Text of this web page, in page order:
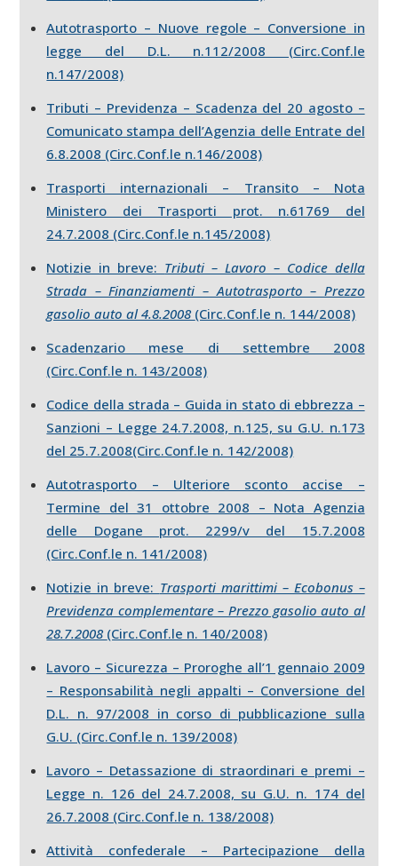
Autotrasporto – Nuove regole – Conversione in
legge del D.L. n.112/2008 (Circ.Conf.le
n.147/2008)
Tributi – Previdenza – Scadenza del 20 agosto –
Comunicato stampa dell’Agenzia delle Entrate del
6.8.2008 (Circ.Conf.le n.146/2008)
Trasporti internazionali – Transito – Nota
Ministero dei Trasporti prot. n.61769 del
24.7.2008 (Circ.Conf.le n.145/2008)
Notizie in breve: Tributi – Lavoro – Codice della
Strada – Finanziamenti – Autotrasporto – Prezzo
gasolio auto al 4.8.2008 (Circ.Conf.le n. 144/2008)
Scadenzario mese di settembre 2008
(Circ.Conf.le n. 143/2008)
Codice della strada – Guida in stato di ebbrezza –
Sanzioni – Legge 24.7.2008, n.125, su G.U. n.173
del 25.7.2008(Circ.Conf.le n. 142/2008)
Autotrasporto – Ulteriore sconto accise –
Termine del 31 ottobre 2008 – Nota Agenzia
delle Dogane prot. 2299/v del 15.7.2008
(Circ.Conf.le n. 141/2008)
Notizie in breve: Trasporti marittimi – Ecobonus –
Previdenza complementare – Prezzo gasolio auto al
28.7.2008 (Circ.Conf.le n. 140/2008)
Lavoro – Sicurezza – Proroghe all’1 gennaio 2009
– Responsabilità negli appalti – Conversione del
D.L. n. 97/2008 in corso di pubblicazione sulla
G.U. (Circ.Conf.le n. 139/2008)
Lavoro – Detassazione di straordinari e premi –
Legge n. 126 del 24.7.2008, su G.U. n. 174 del
26.7.2008 (Circ.Conf.le n. 138/2008)
Attività confederale – Partecipazione della